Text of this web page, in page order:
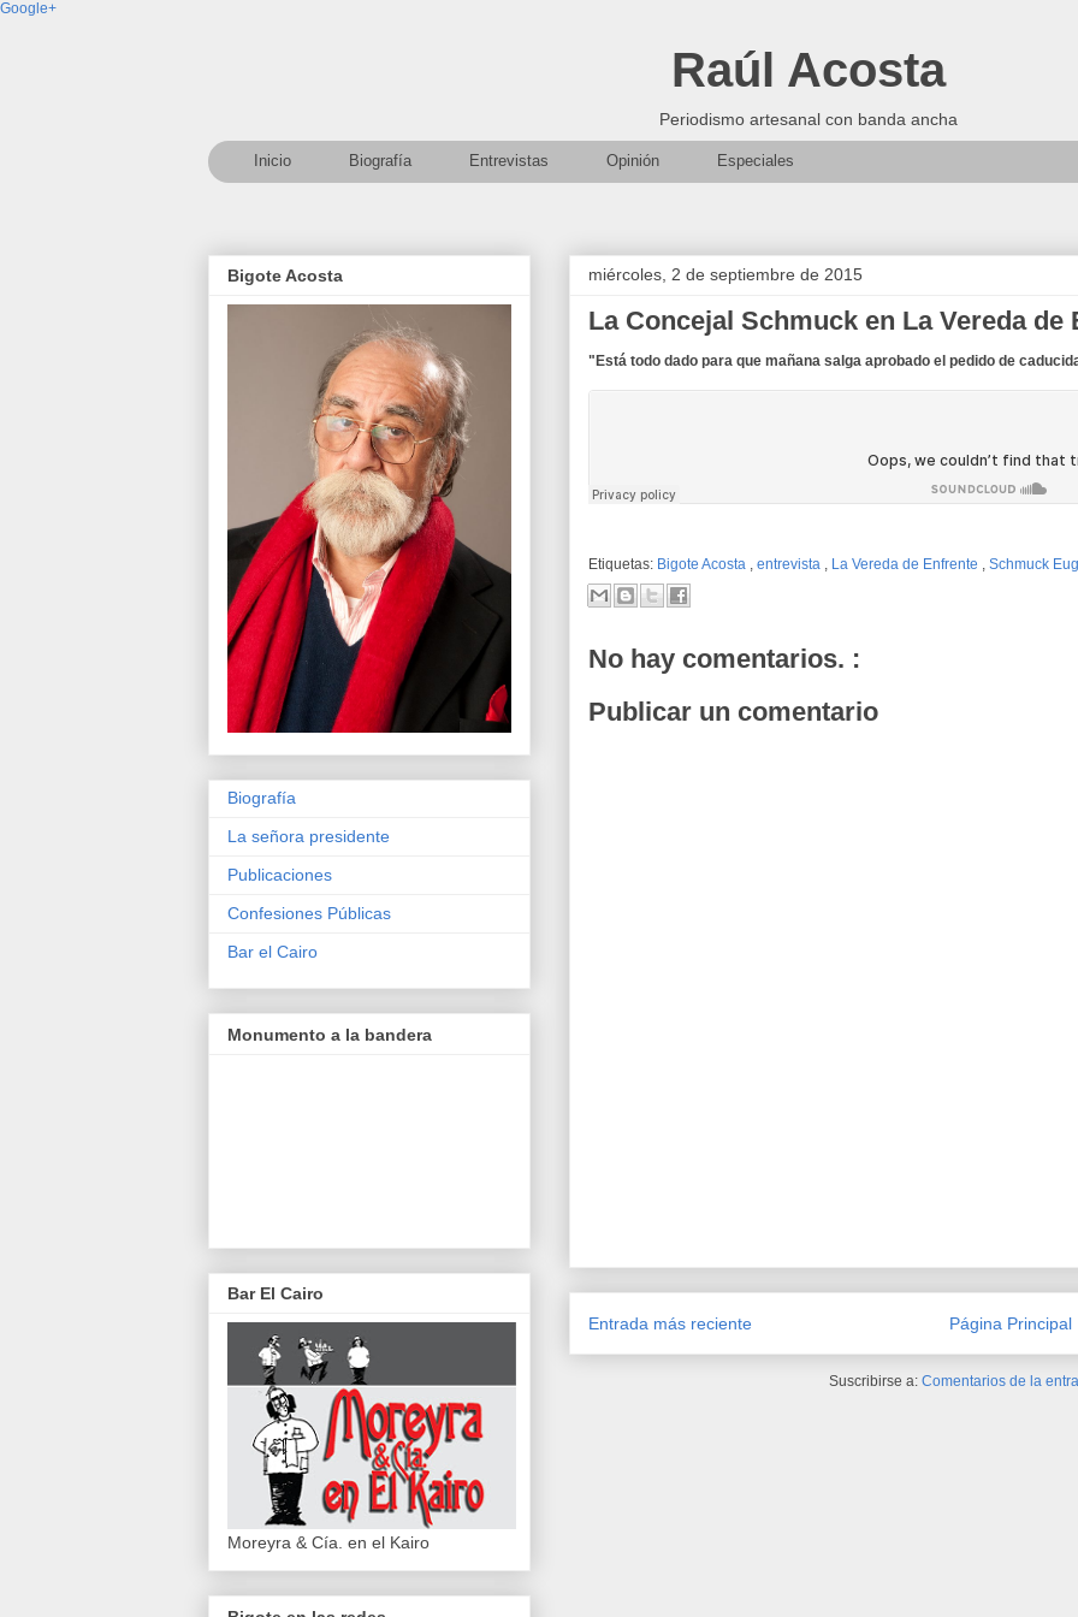
Google+
Raúl Acosta
Periodismo artesanal con banda ancha
Inicio Biografía Entrevistas Opinión Especiales
miércoles, 2 de septiembre de 2015
La Concejal Schmuck en La Vereda de
"Está todo dado para que mañana salga aprobado el pedido de
Etiquetas: Bigote Acosta , entrevista , La Vereda de Enfrente , Schmuck
No hay comentarios. :
Publicar un comentario
Entrada más reciente Página Principal
Suscribirse a: Comentarios de la
Bigote Acosta
Biografía
La señora presidente
Publicaciones
Confesiones Públicas
Bar el Cairo
Monumento a la bandera
Bar El Cairo
Moreyra & Cía. en el Kairo